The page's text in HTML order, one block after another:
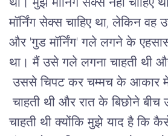
थी। मुझे मॉर्निंग सेक्स नहीं
मॉर्निंग सेक्स चाहिए था, लेकिन
और 'गुड मॉर्निंग' गले लगने के
था। मैं उसे गले लगना चाहती थी
उससे चिपट कर चम्मच के आकार में
चाहती थी और रात के बिछोने बीच
चाहती थी क्योंकि मुझे याद है कि